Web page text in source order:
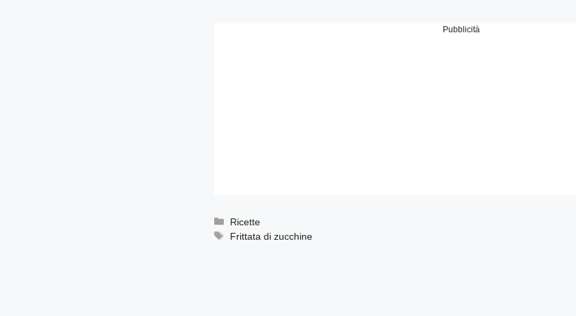
Pubblicità
Categorie
Ricette
Tag
Frittata di zucchine